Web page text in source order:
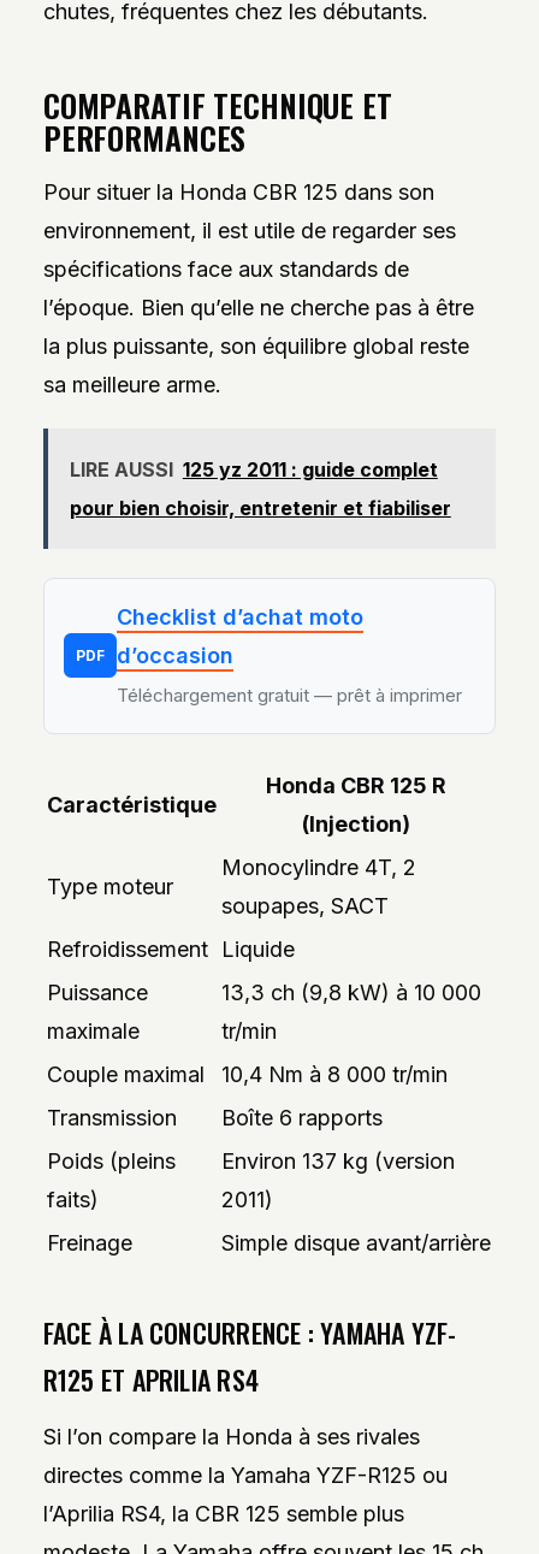
chutes, fréquentes chez les débutants.
COMPARATIF TECHNIQUE ET
PERFORMANCES
Pour situer la Honda CBR 125 dans son
environnement, il est utile de regarder ses
spécifications face aux standards de
l’époque. Bien qu’elle ne cherche pas à être
la plus puissante, son équilibre global reste
sa meilleure arme.
LIRE AUSSI 125 yz 2011 : guide complet
pour bien choisir, entretenir et fiabiliser
PDF
Checklist d’achat moto
d’occasion
Téléchargement gratuit — prêt à imprimer
Caractéristique
Honda CBR 125 R
(Injection)
Type moteur
Monocylindre 4T, 2
soupapes, SACT
Refroidissement
Liquide
Puissance
maximale
13,3 ch (9,8 kW) à 10 000
tr/min
Couple maximal
10,4 Nm à 8 000 tr/min
Transmission
Boîte 6 rapports
Poids (pleins
faits)
Environ 137 kg (version
2011)
Freinage
Simple disque avant/arrière
FACE À LA CONCURRENCE : YAMAHA YZF-
R125 ET APRILIA RS4
Si l’on compare la Honda à ses rivales
directes comme la Yamaha YZF-R125 ou
l’Aprilia RS4, la CBR 125 semble plus